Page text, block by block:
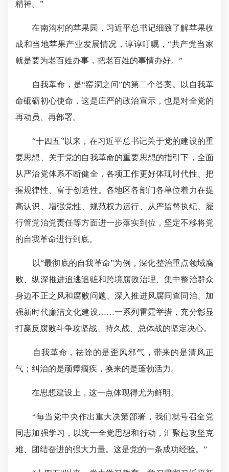
精神。”
在南沟村的苹果园，习近平总书记细致了解苹果收
成和当地苹果产业发展情况，谆谆叮嘱，“共产党当家
就是要为老百姓办事，把老百姓的事情办好。”
自我革命，是“窑洞之问”的第二个答案。以自我革
命砥砺初心使命，这是庄严的政治宣示，也是对全党的
再动员、再部署。
“十四五”以来，在习近平总书记关于党的建设的重
要思想、关于党的自我革命的重要思想的指引下，全面
从严治党体系不断健全，各项工作更好体现时代性、把
握规律性、富于创造性。各地区各部门各单位着力在提
高认识、增强党性、规范权力运行、从严监督执纪、履
行管党治党责任等方面进一步落实到位，坚定不移将党
的自我革命进行到底。
以“最彻底的自我革命”为例，深化整治重点领域腐
败、纵深推进追逃追赃和跨境腐败治理、集中整治群众
身边不正之风和腐败问题、深入推进风腐同查同治、加
强新时代廉洁文化建设……一系列雷霆举措，充分彰显
打赢反腐败斗争攻坚战、持久战、总体战的坚定决心。
自我革命，祛除的是歪风邪气，带来的是清风正
气；纠治的是顽瘴痼疾，换来的是蓬勃活力。
在思想建设上，这一点体现得尤为鲜明。
“每当党中央作出重大决策部署，我们就号召全党
同志加强学习，以统一全党思想和行动，汇聚起攻坚克
难、团结奋进的强大力量。这是党的一条成功经验。”